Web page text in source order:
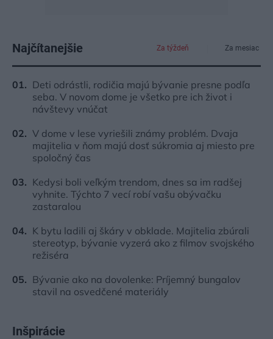
Najčítanejšie Za týždeň Za mesiac
Deti odrástli, rodičia majú bývanie presne podľa
seba. V novom dome je všetko pre ich život i
návštevy vnúčat
V dome v lese vyriešili známy problém. Dvaja
majitelia v ňom majú dosť súkromia aj miesto pre
spoločný čas
Kedysi boli veľkým trendom, dnes sa im radšej
vyhnite. Týchto 7 vecí robí vašu obývačku
zastaralou
K bytu ladili aj škáry v obklade. Majitelia zbúrali
stereotyp, bývanie vyzerá ako z filmov svojského
režiséra
Bývanie ako na dovolenke: Príjemný bungalov
stavil na osvedčené materiály
Inšpirácie